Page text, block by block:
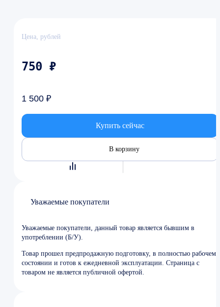
Цена, рублей
750 ₽
1 500 ₽
Купить сейчас
В корзину
Уважаемые покупатели
Уважаемые покупатели, данный товар является бывшим в
употреблении (Б/У).
Товар прошел предпродажную подготовку, в полностью рабочем
состоянии и готов к ежедневной эксплуатации. Страница с
товаром не является публичной офертой.